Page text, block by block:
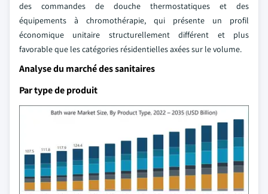
des commandes de douche thermostatiques et des
équipements à chromothérapie, qui présente un profil
économique unitaire structurellement différent et plus
favorable que les catégories résidentielles axées sur le volume.
Analyse du marché des sanitaires
Par type de produit